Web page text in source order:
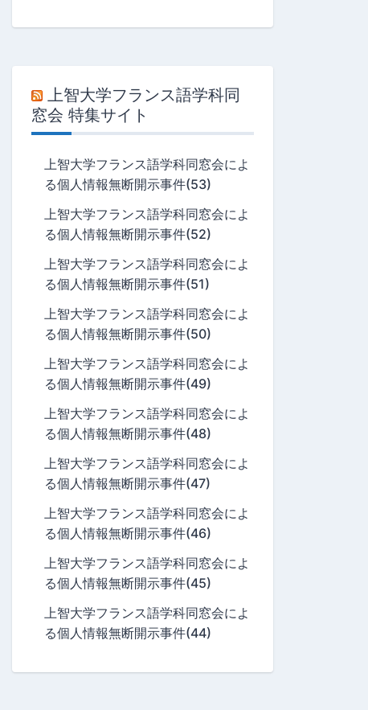
上智大学フランス語学科同
窓会 特集サイト
上智大学フランス語学科同窓会によ
る個人情報無断開示事件(53)
上智大学フランス語学科同窓会によ
る個人情報無断開示事件(52)
上智大学フランス語学科同窓会によ
る個人情報無断開示事件(51)
上智大学フランス語学科同窓会によ
る個人情報無断開示事件(50)
上智大学フランス語学科同窓会によ
る個人情報無断開示事件(49)
上智大学フランス語学科同窓会によ
る個人情報無断開示事件(48)
上智大学フランス語学科同窓会によ
る個人情報無断開示事件(47)
上智大学フランス語学科同窓会によ
る個人情報無断開示事件(46)
上智大学フランス語学科同窓会によ
る個人情報無断開示事件(45)
上智大学フランス語学科同窓会によ
る個人情報無断開示事件(44)